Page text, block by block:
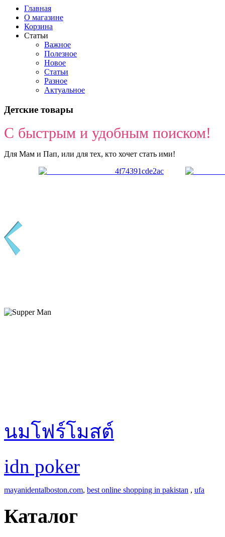
Главная
О магазине
Корзина
Статьи
Важное
Полезное
Новое
Статьи
Разное
Актуальное
Детские товары
С быстрым и удобным поиском!
Для Мам и Пап, или для тех, кто хочет стать ими!
นมโฟร์โมสต์
idn poker
mayanidentalboston.com, best online shopping in pakistan , ufa
Каталог